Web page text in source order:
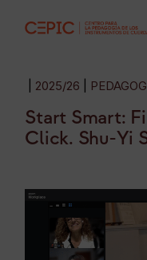
2025/26
Start Smart:
Click. Shu-Yi